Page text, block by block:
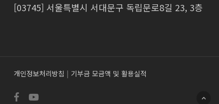
[03745] 서울특별시 서대문구 독립문로8길 23, 3층
개인정보처리방침 | 기부금 모금액 및 활용실적
facebookyoutube